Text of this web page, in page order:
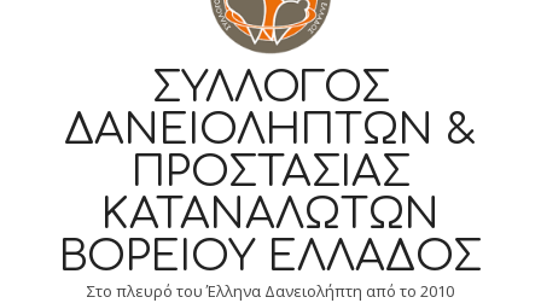
ΣΎΛΛΟΓΟΣ
ΔΑΝΕΙΟΛΗΠΤΏΝ &
ΠΡΟΣΤΑΣΊΑΣ
ΚΑΤΑΝΑΛΩΤΏΝ
ΒΟΡΕΊΟΥ ΕΛΛΆΔΟΣ
Στο πλευρό του Έλληνα Δανειολήπτη από το 2010